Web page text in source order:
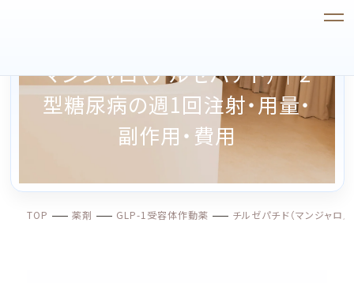
マンジャロ（チルゼパチド）｜2
型糖尿病の週1回注射・用量・
副作用・費用
TOP 薬剤 GLP-1受容体作動薬 チルゼパチド（マンジャロ